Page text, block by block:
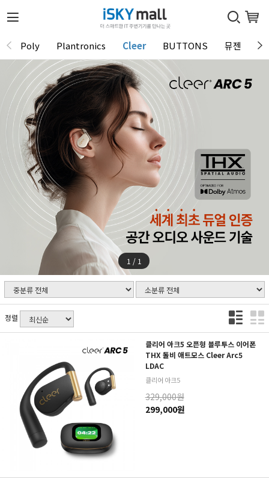
Poly Plantronics Cleer BUTTONS 뮤젠
1 / 1
정렬
클리어 아크5 오픈형 블루투스 이어폰
THX 돌비 애트모스 Cleer Arc5
LDAC
클리어 아크5
329,000원
299,000원